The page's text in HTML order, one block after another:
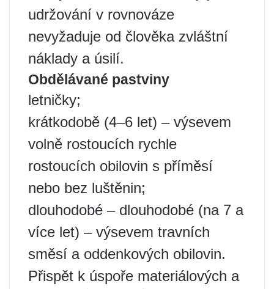
udržování v rovnováze
nevyžaduje od člověka zvláštní
náklady a úsilí.
Obdělávané pastviny
letničky;
krátkodobě (4–6 let) – výsevem
volně rostoucích rychle
rostoucích obilovin s příměsí
nebo bez luštěnin;
dlouhodobé – dlouhodobé (na 7 a
více let) – výsevem travních
směsí a oddenkových obilovin.
Přispět k úspoře materiálových a